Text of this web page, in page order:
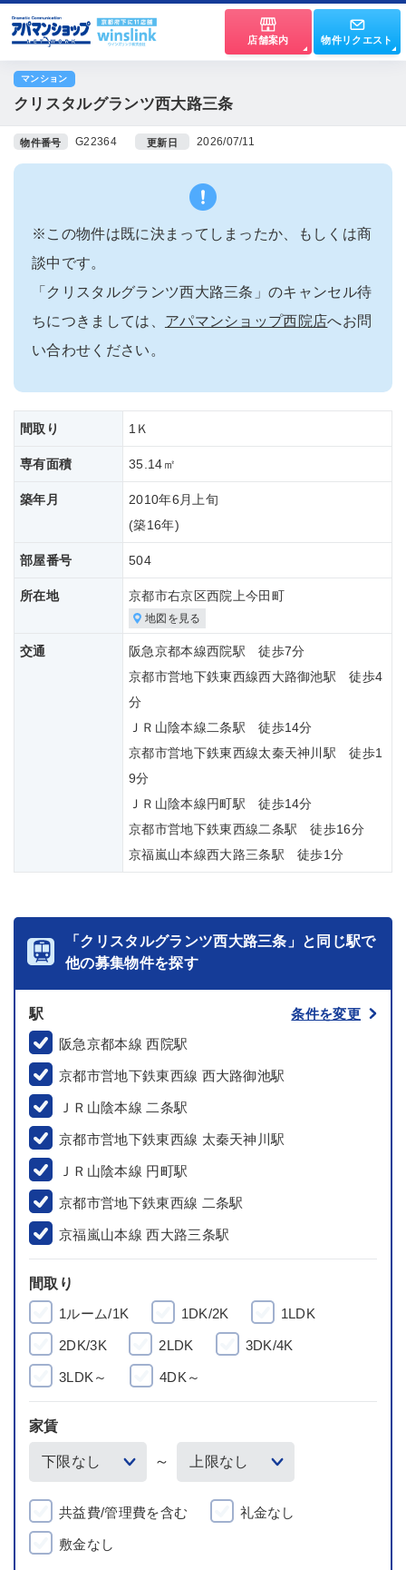
店舗案内 物件リクエスト
マンション
クリスタルグランツ西大路三条
物件番号 G22364 更新日 2026/07/11
※この物件は既に決まってしまったか、もしくは商
談中です。
「クリスタルグランツ西大路三条」のキャンセル待
ちにつきましては、 アパマンショップ西院店へお問
い合わせください。
間取り 1Ｋ
専有面積 35.14㎡
築年月
2010年6月上旬
(築16年)
部屋番号 504
所在地 京都市右京区西院上今田町
地図を見る
交通
阪急京都本線西院駅 徒歩7分
京都市営地下鉄東西線西大路御池駅 徒歩4
分
ＪＲ山陰本線二条駅 徒歩14分
京都市営地下鉄東西線太秦天神川駅 徒歩1
9分
ＪＲ山陰本線円町駅 徒歩14分
京都市営地下鉄東西線二条駅 徒歩16分
京福嵐山本線西大路三条駅 徒歩1分
「クリスタルグランツ西大路三条」と同じ駅で
他の募集物件を探す
駅
条件を変更
阪急京都本線 西院駅
京都市営地下鉄東西線 西大路御池駅
ＪＲ山陰本線 二条駅
京都市営地下鉄東西線 太秦天神川駅
ＪＲ山陰本線 円町駅
京都市営地下鉄東西線 二条駅
京福嵐山本線 西大路三条駅
間取り
1ルーム/1K
1DK/2K 1LDK
2DK/3K 2LDK 3DK/4K
3LDK～ 4DK～
家賃
～
共益費/管理費を含む 礼金なし
敷金なし